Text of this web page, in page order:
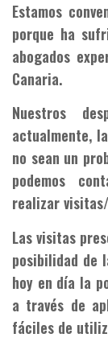
Estamos
porque ha
abogados
Canaria.
Nuestros
actualmente,
no sean un
podemos
realizar
Las visitas
posibilidad de
hoy en día la
a través de
fáciles de